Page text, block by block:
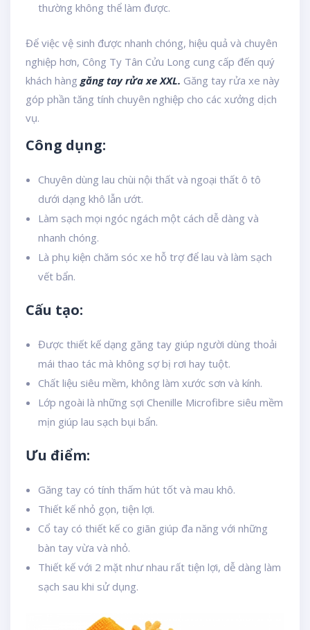
thường không thể làm được.
Để việc vệ sinh được nhanh chóng, hiệu quả và chuyên
nghiệp hơn, Công Ty Tân Cửu Long cung cấp đến quý
khách hànggăng tay rửa xe XXL. Găng tay rửa xe này
góp phần tăng tính chuyên nghiệp cho các xưởng dịch
vụ.
Công dụng:
Chuyên dùng lau chùi nội thất và ngoại thất ô tô
dưới dạng khô lẫn ướt.
Làm sạch mọi ngóc ngách một cách dễ dàng và
nhanh chóng.
Là phụ kiện chăm sóc xe hỗ trợ để lau và làm sạch
vết bẩn.
Cấu tạo:
Được thiết kế dạng găng tay giúp người dùng thoải
mái thao tác mà không sợ bị rơi hay tuột.
Chất liệu siêu mềm, không làm xước sơn và kính.
Lớp ngoài là những sợi Chenille Microfibre siêu mềm
mịn giúp lau sạch bụi bẩn.
Ưu điểm:
Găng tay có tính thấm hút tốt và mau khô.
Thiết kế nhỏ gọn, tiện lợi.
Cổ tay có thiết kế co giãn giúp đa năng với những
bàn tay vừa và nhỏ.
Thiết kế với 2 mặt như nhau rất tiện lợi, dễ dàng làm
sạch sau khi sử dụng.